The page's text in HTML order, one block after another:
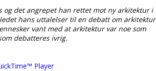
og det angrepet han rettet mot ny arkitektur i
hans uttalelser til en debatt om arkitektur
vant med at arkitektur var noe som
debatteres ivrig.
Player